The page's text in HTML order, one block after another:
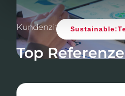
Kundenzitate
Top